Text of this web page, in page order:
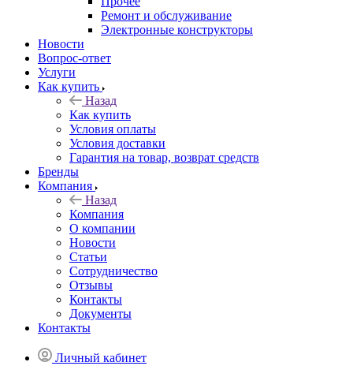
Ремонт и обслуживание
Электронные конструкторы
Новости
Вопрос-ответ
Услуги
Как купить
Назад
Как купить
Условия оплаты
Условия доставки
Гарантия на товар, возврат средств
Бренды
Компания
Назад
Компания
О компании
Новости
Статьи
Сотрудничество
Отзывы
Контакты
Документы
Контакты
Личный кабинет